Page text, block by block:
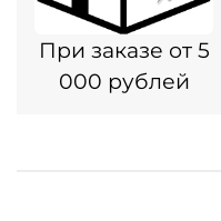
При заказе от 5
000 рублей